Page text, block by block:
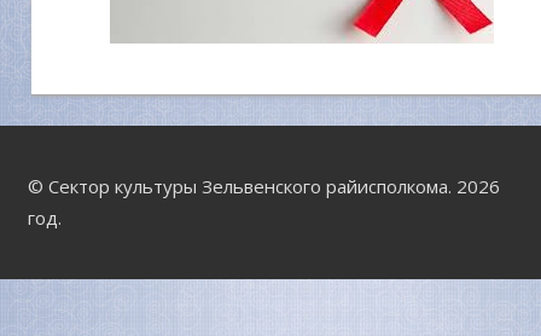
© Сектор культуры Зельвенского райисполкома. 2026
год.